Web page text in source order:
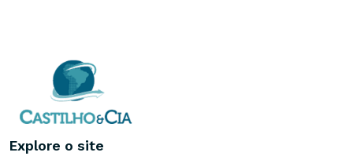
Explore o site